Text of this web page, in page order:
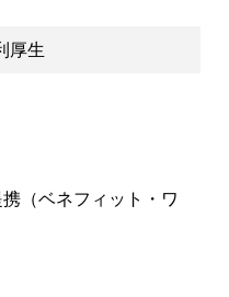
厚生
（ベネフィット・ワ